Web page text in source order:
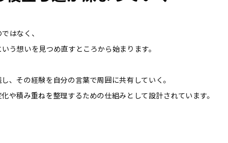
はなく、
う想いを見つめ直すところから始まります。
、その経験を自分の言葉で周囲に共有していく。
や積み重ねを整理するための仕組みとして設計されています。